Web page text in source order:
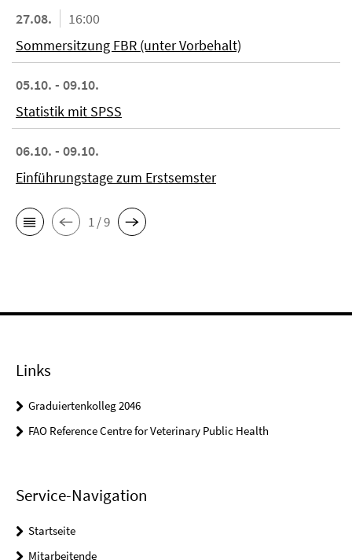
27.08.
16:00
Sommersitzung FBR (unter Vorbehalt)
05.10. - 09.10.
Statistik mit SPSS
06.10. - 09.10.
Einführungstage zum Erstsemster
1 / 9
Links
Graduiertenkolleg 2046
FAO Reference Centre for Veterinary Public Health
Service-Navigation
Startseite
Mitarbeitende